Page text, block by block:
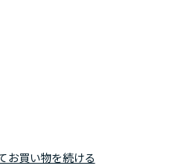
お買い物を続ける